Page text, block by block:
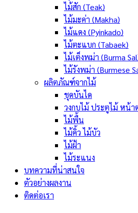
ไม้สัก (Teak)
ไม้มะค่า (Makha)
ไม้แดง (Pyinkado)
ไม้ตะแบก (Tabaek)
ไม้เต็งพม่า (Burma
ไม้รังพม่า (Burmese
ผลิตภัณฑ์จากไม้
ชุดบันได
วงกบไม้ ประตูไม้ หน้า
ไม้พื้น
ไม้คิ้ว ไม้บัว
ไม้ฝ้า
ไม้ระแนง
บทความที่น่าสนใจ
ตัวอย่างผลงาน
ติดต่อเรา